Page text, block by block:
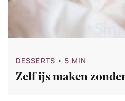
DESSERTS • 5 MIN
Zelf ijs maken